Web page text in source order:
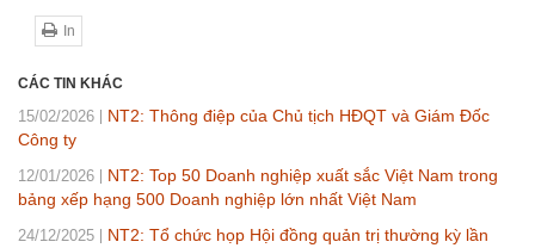
In
CÁC TIN KHÁC
15/02/2026
NT2: Thông điệp của Chủ tịch HĐQT và Giám Đốc
Công ty
12/01/2026
NT2: Top 50 Doanh nghiệp xuất sắc Việt Nam trong
bảng xếp hạng 500 Doanh nghiệp lớn nhất Việt Nam
24/12/2025
NT2: Tổ chức họp Hội đồng quản trị thường kỳ lần